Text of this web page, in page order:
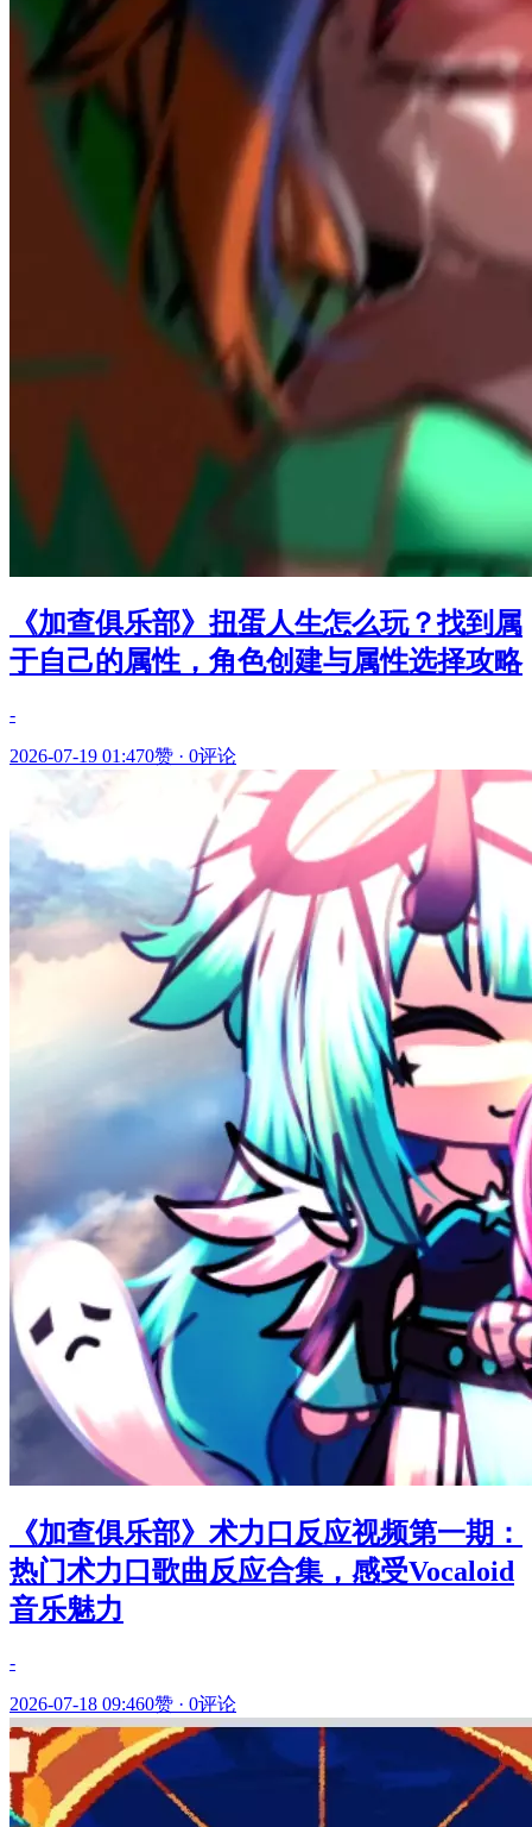
《加查俱乐部》扭蛋人生怎么玩？找到属
于自己的属性，角色创建与属性选择攻略
-
2026-07-19 01:470赞 · 0评论
《加查俱乐部》术力口反应视频第一期：
热门术力口歌曲反应合集，感受Vocaloid
音乐魅力
-
2026-07-18 09:460赞 · 0评论